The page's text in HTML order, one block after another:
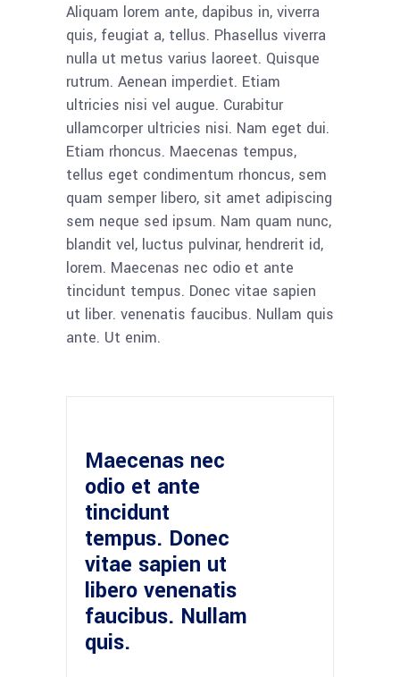
Aliquam lorem ante, dapibus in, viverra
quis, feugiat a, tellus. Phasellus viverra
nulla ut metus varius laoreet. Quisque
rutrum. Aenean imperdiet. Etiam
ultricies nisi vel augue. Curabitur
ullamcorper ultricies nisi. Nam eget dui.
Etiam rhoncus. Maecenas tempus,
tellus eget condimentum rhoncus, sem
quam semper libero, sit amet adipiscing
sem neque sed ipsum. Nam quam nunc,
blandit vel, luctus pulvinar, hendrerit id,
lorem. Maecenas nec odio et ante
tincidunt tempus. Donec vitae sapien
ut liber. venenatis faucibus. Nullam quis
ante. Ut enim.
Maecenas nec
odio et ante
tincidunt
tempus. Donec
vitae sapien ut
libero venenatis
faucibus. Nullam
quis.